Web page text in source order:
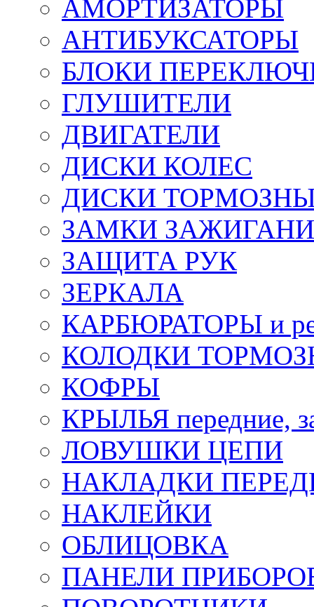
АМОРТИЗАТОРЫ
АНТИБУКСАТОРЫ
БЛОКИ
ГЛУШИТЕЛИ
ДВИГАТЕЛИ
ДИСКИ КОЛЕС
ДИСКИ
ЗАМКИ
ЗАЩИТА РУК
ЗЕРКАЛА
КАРБЮРАТОРЫ и
КОЛОДКИ
КОФРЫ
КРЫЛЬЯ передние,
ЛОВУШКИ ЦЕПИ
НАКЛАДКИ
НАКЛЕЙКИ
ОБЛИЦОВКА
ПАНЕЛИ